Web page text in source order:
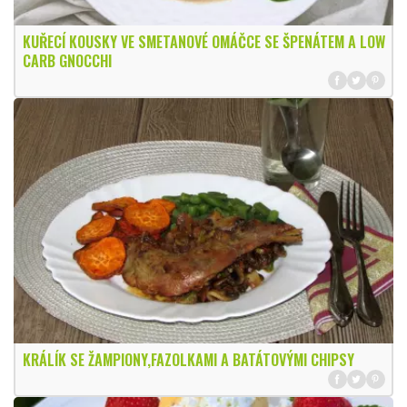
KUŘECÍ KOUSKY VE SMETANOVÉ OMÁČCE SE ŠPENÁTEM A LOW
CARB GNOCCHI
KRÁLÍK SE ŽAMPIONY,FAZOLKAMI A BATÁTOVÝMI CHIPSY